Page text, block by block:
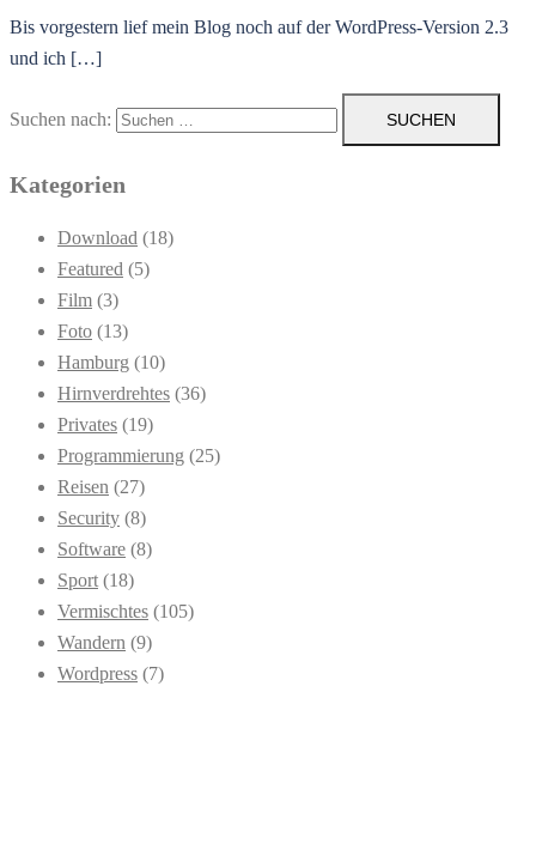
Bis vorgestern lief mein Blog noch auf der WordPress-Version 2.3
und ich […]
Suchen nach:
Kategorien
Download (18)
Featured (5)
Film (3)
Foto (13)
Hamburg (10)
Hirnverdrehtes (36)
Privates (19)
Programmierung (25)
Reisen (27)
Security (8)
Software (8)
Sport (18)
Vermischtes (105)
Wandern (9)
Wordpress (7)